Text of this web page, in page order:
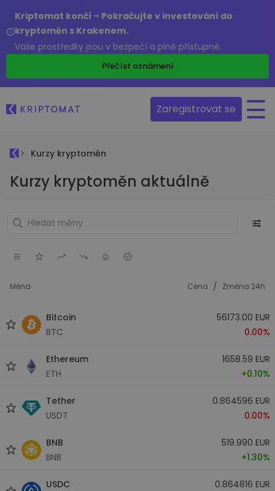
Kriptomat končí – Pokračujte v investování do
kryptoměn s Krakenem.
Vaše prostředky jsou v bezpečí a plně přístupné.
Přečíst oznámení
Zaregistrovat se
Kurzy kryptoměn
Kurzy kryptoměn aktuálně
Měna Cena / Změna 24h
Bitcoin
BTC
56173.00 EUR
0.00%
Ethereum
ETH
1658.59 EUR
+0.10%
Tether
USDT
0.864596 EUR
0.00%
BNB
BNB
519.990 EUR
+1.30%
USDC
0.864816 EUR